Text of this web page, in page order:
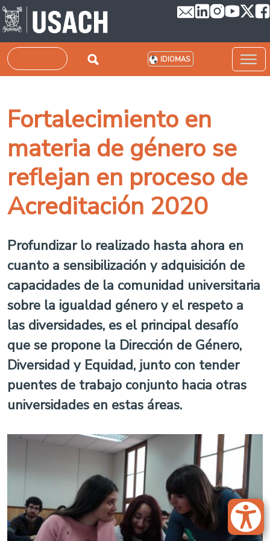
Pasar al contenido principal
Buscar IDIOMAS
Fortalecimiento en
materia de género se
reflejan en proceso de
Acreditación 2020
Profundizar lo realizado hasta ahora en
cuanto a sensibilización y adquisición de
capacidades de la comunidad universitaria
sobre la igualdad género y el respeto a
las diversidades, es el principal desafío
que se propone la Dirección de Género,
Diversidad y Equidad, junto con tender
puentes de trabajo conjunto hacia otras
universidades en estas áreas.